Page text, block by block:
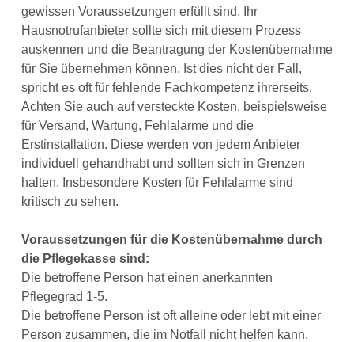
gewissen Voraussetzungen erfüllt sind. Ihr
Hausnotrufanbieter sollte sich mit diesem Prozess
auskennen und die Beantragung der Kostenübernahme
für Sie übernehmen können. Ist dies nicht der Fall,
spricht es oft für fehlende Fachkompetenz ihrerseits.
Achten Sie auch auf versteckte Kosten, beispielsweise
für Versand, Wartung, Fehlalarme und die
Erstinstallation. Diese werden von jedem Anbieter
individuell gehandhabt und sollten sich in Grenzen
halten. Insbesondere Kosten für Fehlalarme sind
kritisch zu sehen.
Voraussetzungen für die Kostenübernahme durch
die Pflegekasse sind:
Die betroffene Person hat einen anerkannten
Pflegegrad 1-5.
Die betroffene Person ist oft alleine oder lebt mit einer
Person zusammen, die im Notfall nicht helfen kann.